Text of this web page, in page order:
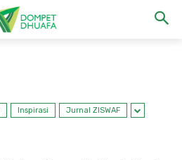
Inspirasi Jurnal ZISWAF